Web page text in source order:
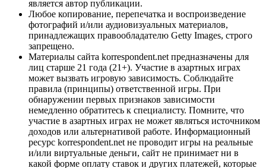
является автор публикации.
Любое копирование, перепечатка и воспроизведение
фотографий и/или аудиовизуальных материалов,
принадлежащих правообладателю Getty Images, строго
запрещено.
Материалы сайта korrespondent.net предназначены для
лиц старше 21 года (21+). Участие в азартных играх
может вызвать игровую зависимость. Соблюдайте
правила (принципы) ответственной игры. При
обнаружении первых признаков зависимости
немедленно обратитесь к специалисту. Помните, что
участие в азартных играх не может являться источником
доходов или альтернативой работе. Информационный
ресурс korrespondent.net не проводит игры на реальные
и/или виртуальные деньги, сайт не принимает ни в
какой форме оплату ставок и других платежей, которые